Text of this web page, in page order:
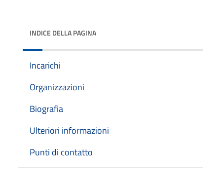
INDICE DELLA PAGINA
Incarichi
Organizzazioni
Biografia
Ulteriori informazioni
Punti di contatto